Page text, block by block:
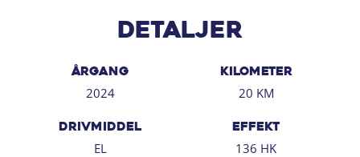
Detaljer
ÅRGANG
2024
KILOMETER
20 KM
DRIVMIDDEL
EL
EFFEKT
136 HK